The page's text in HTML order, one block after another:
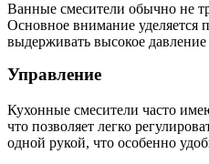
Ванные смесители обычно не
Основное внимание уделяется
выдерживать высокое
Управление
Кухонные смесители часто
что позволяет легко
одной рукой, что особенно